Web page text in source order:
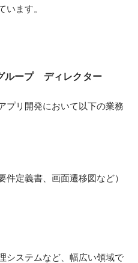
います。
ループ　ディレクター
プリ開発において以下の業務
件定義書、画面遷移図など）
システムなど、幅広い領域で